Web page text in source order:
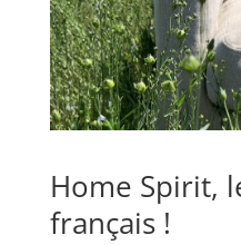
Home Spirit,
français !